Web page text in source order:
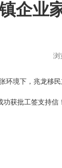
企业
浏
环境下，兆龙移民
获批工签支持信